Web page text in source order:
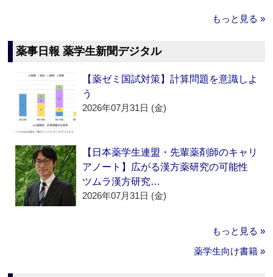
もっと見る »
薬事日報 薬学生新聞デジタル
【薬ゼミ国試対策】計算問題を意識しよ
う
2026年07月31日 (金)
【日本薬学生連盟・先輩薬剤師のキャリ
アノート】広がる漢方薬研究の可能性
ツムラ漢方研究…
2026年07月31日 (金)
もっと見る »
薬学生向け書籍 »